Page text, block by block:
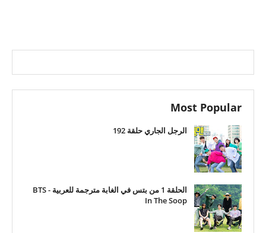
Most Popular
الرجل الجاري حلقة 192
الحلقة 1 من بتس في الغابة مترجمة للعربية - BTS
In The Soop